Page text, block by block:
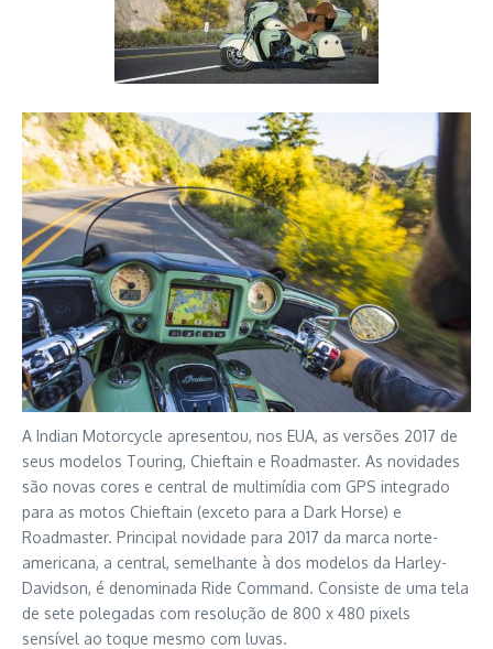
A Indian Motorcycle apresentou, nos EUA, as versões 2017 de
seus modelos Touring, Chieftain e Roadmaster. As novidades
são novas cores e central de multimídia com GPS integrado
para as motos Chieftain (exceto para a Dark Horse) e
Roadmaster. Principal novidade para 2017 da marca norte-
americana, a central, semelhante à dos modelos da Harley-
Davidson, é denominada Ride Command. Consiste de uma tela
de sete polegadas com resolução de 800 x 480 pixels
sensível ao toque mesmo com luvas.